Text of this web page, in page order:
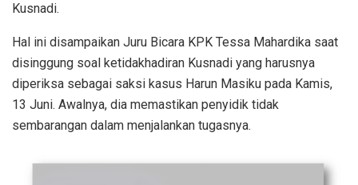
Kusnadi.
Hal ini disampaikan Juru Bicara KPK Tessa Mahardika saat
disinggung soal ketidakhadiran Kusnadi yang harusnya
diperiksa sebagai saksi kasus Harun Masiku pada Kamis,
13 Juni. Awalnya, dia memastikan penyidik tidak
sembarangan dalam menjalankan tugasnya.